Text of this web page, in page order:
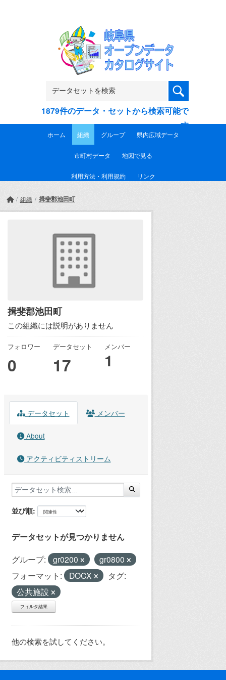
1879件のデータ・セットから検索可能で
す
ホーム 組織 グループ 県内広域データ
市町村データ 地図で見る
利用方法・利用規約 リンク
組織 揖斐郡池田町
揖斐郡池田町
この組織には説明がありません
フォロワー
0
データセット
17
メンバー
1
データセット メンバー
About
アクティビティストリーム
並び順
データセットが見つかりません
グループ: gr0200
gr0800
フォーマット:
DOCX
タグ:
公共施設
フィルタ結果
他の検索を試してください。